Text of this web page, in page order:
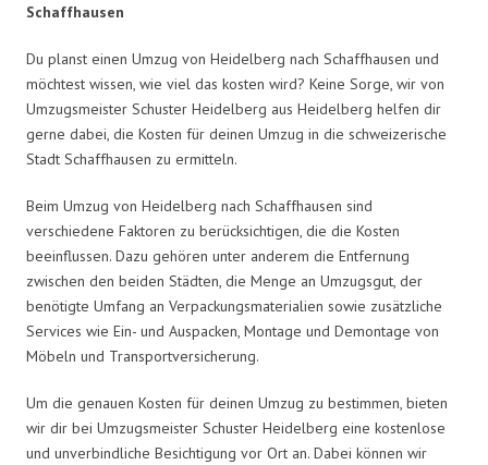
Schaffhausen
Du planst einen Umzug von Heidelberg nach Schaffhausen und
möchtest wissen, wie viel das kosten wird? Keine Sorge, wir von
Umzugsmeister Schuster Heidelberg aus Heidelberg helfen dir
gerne dabei, die Kosten für deinen Umzug in die schweizerische
Stadt Schaffhausen zu ermitteln.
Beim Umzug von Heidelberg nach Schaffhausen sind
verschiedene Faktoren zu berücksichtigen, die die Kosten
beeinflussen. Dazu gehören unter anderem die Entfernung
zwischen den beiden Städten, die Menge an Umzugsgut, der
benötigte Umfang an Verpackungsmaterialien sowie zusätzliche
Services wie Ein- und Auspacken, Montage und Demontage von
Möbeln und Transportversicherung.
Um die genauen Kosten für deinen Umzug zu bestimmen, bieten
wir dir bei Umzugsmeister Schuster Heidelberg eine kostenlose
und unverbindliche Besichtigung vor Ort an. Dabei können wir